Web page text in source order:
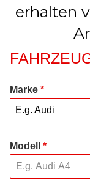
erhalten
Marke *
E.g. Audi
Modell *